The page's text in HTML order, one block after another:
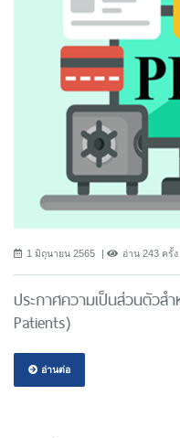
1 มิถุนายน 2565 อ่าน 243 ครั้ง
ประกาศความเป็นส่วนตัวส
Patients)
อ่านต่อ